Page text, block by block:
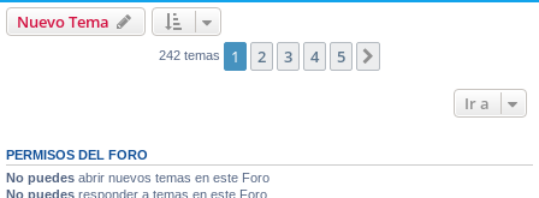
Nuevo Tema
242 temas 1 2 3 4 5
Ir a
PERMISOS DEL FORO
No puedes abrir nuevos temas en este Foro
No puedes responder a temas en este Foro